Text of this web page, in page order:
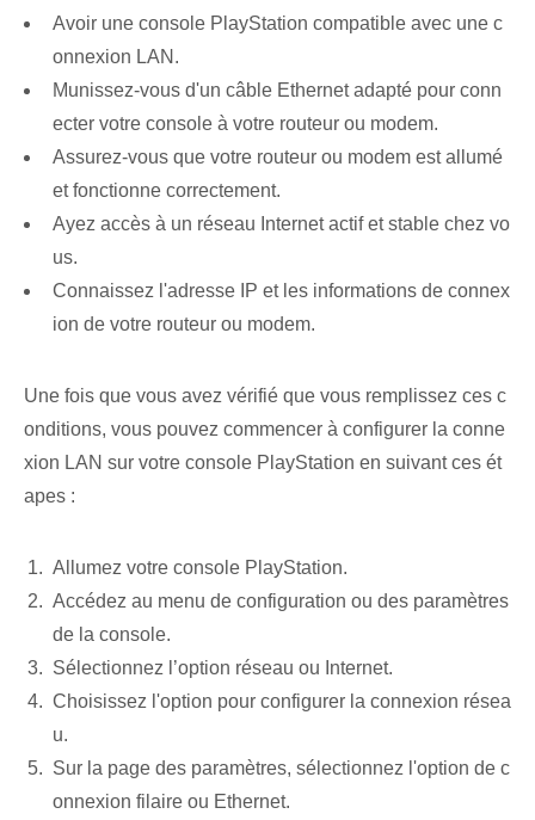
Avoir une console PlayStation compatible avec une c
onnexion LAN.
Munissez-vous d'un câble Ethernet adapté pour conn
ecter votre console à votre routeur ou modem.
Assurez-vous que votre routeur ou modem est allumé
et fonctionne correctement.
Ayez accès à un réseau Internet actif et stable chez vo
us.
Connaissez l'adresse IP et les informations de connex
ion de votre routeur ou modem.
Une fois que vous avez vérifié que vous remplissez ces c
onditions, vous pouvez commencer à configurer la conne
xion LAN sur votre console PlayStation en suivant ces ét
apes :
Allumez votre console PlayStation.
Accédez au menu de configuration ou des paramètres
de la console.
Sélectionnez l’option réseau ou Internet.
Choisissez l'option pour configurer la connexion résea
u.
Sur la page des paramètres, sélectionnez l'option de c
onnexion filaire ou Ethernet.